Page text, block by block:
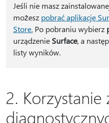
Jeśli nie masz
możesz pobrać aplikację
Store.Po pobraniu wybierz
urządzenie Surface, a
listy wyników.
2. Korzystanie